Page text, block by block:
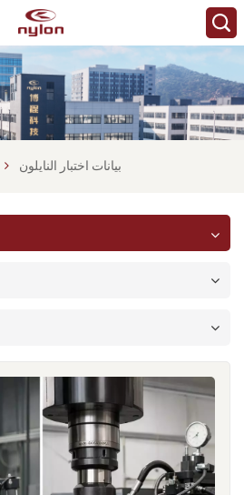
بيانات اختبار النايلون